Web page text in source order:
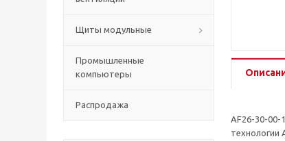
Щиты модульные
Промышленные
компьютеры
Распродажа
AF26-30-00-
технологии